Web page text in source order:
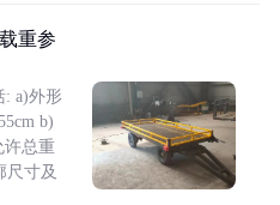
重参
: a)外形
b)
许总重
尺寸及